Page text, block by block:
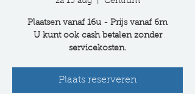
Plaatsen vanaf 16u - Prijs vanaf 6m
U kunt ook cash betalen zonder
servicekosten.
Plaats reserveren